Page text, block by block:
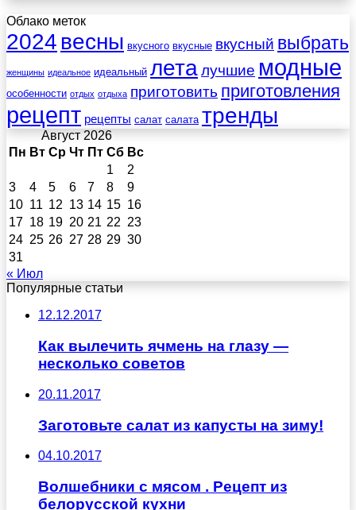
Облако меток
2024 весны вкусного вкусные вкусный выбрать
женщины идеальное идеальный леталучшие модные
особенности отдых отдыха приготовить приготовления
рецепт рецепты салат салата тренды
Август 2026
Пн Вт Ср Чт Пт Сб Вс
1
2
3
4 5 6 7 8
9
10 11 12 13 14 15 16
17 18 19 20 21 22 23
24 25 26 27 28 29 30
31
« Июл
Популярные статьи
12.12.2017
Как вылечить ячмень на глазу —
несколько советов
20.11.2017
Заготовьте салат из капусты на зиму!
04.10.2017
Волшебники с мясом . Рецепт из
белорусской кухни